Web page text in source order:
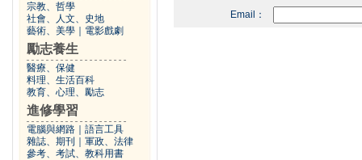
宗教、哲學
社會、人文、史地
藝術、美學
電影戲劇
勵志養生
醫療、保健
料理、生活百科
教育、心理、勵志
進修學習
電腦與網路
語言工具
雜誌、期刊
軍政、法律
參考、考試、教科用書
Email：